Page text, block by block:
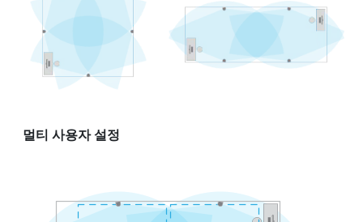
멀티 사용자 설정